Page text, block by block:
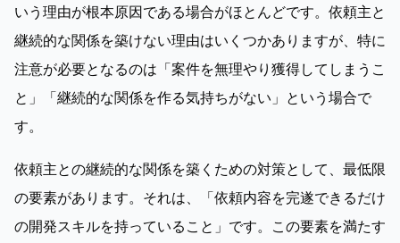
いう理由が根本原因である場合がほとんどです。依頼主と
継続的な関係を築けない理由はいくつかありますが、特に
注意が必要となるのは「案件を無理やり獲得してしまうこ
と」「継続的な関係を作る気持ちがない」という場合で
す。
依頼主との継続的な関係を築くための対策として、最低限
の要素があります。それは、「依頼内容を完遂できるだけ
の開発スキルを持っていること」です。この要素を満たす